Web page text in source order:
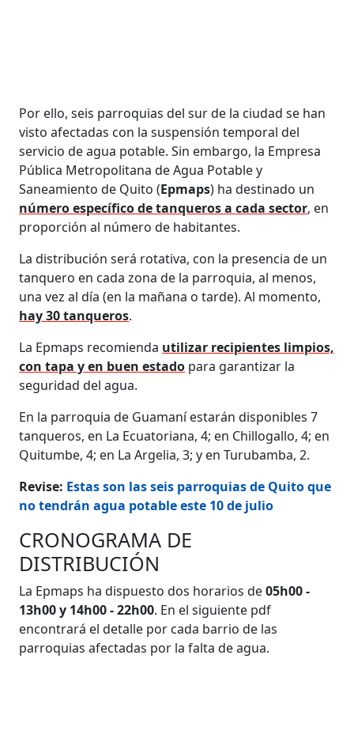
Por ello, seis parroquias del sur de la ciudad se han
visto afectadas con la suspensión temporal del
servicio de agua potable. Sin embargo, la Empresa
Pública Metropolitana de Agua Potable y
Saneamiento de Quito (Epmaps) ha destinado un
número específico de tanqueros a cada sector, en
proporción al número de habitantes.
La distribución será rotativa, con la presencia de un
tanquero en cada zona de la parroquia, al menos,
una vez al día (en la mañana o tarde). Al momento,
hay 30 tanqueros.
La Epmaps recomienda utilizar recipientes limpios,
con tapa y en buen estado para garantizar la
seguridad del agua.
En la parroquia de Guamaní estarán disponibles 7
tanqueros, en La Ecuatoriana, 4; en Chillogallo, 4; en
Quitumbe, 4; en La Argelia, 3; y en Turubamba, 2.
Revise: Estas son las seis parroquias de Quito que
no tendrán agua potable este 10 de julio
CRONOGRAMA DE
DISTRIBUCIÓN
La Epmaps ha dispuesto dos horarios de05h00 -
13h00 y 14h00 - 22h00. En el siguiente pdf
encontrará el detalle por cada barrio de las
parroquias afectadas por la falta de agua.